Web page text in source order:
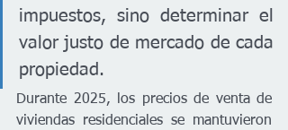
impuestos, sino determinar el
valor justo de mercado de cada
propiedad.
Durante 2025, los precios de venta de
viviendas residenciales se mantuvieron